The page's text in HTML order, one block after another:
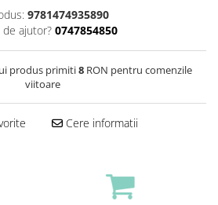
9781474935890
de ajutor? 0747854850
produs primiti8RON pentru comenzile
viitoare
Cere informatii